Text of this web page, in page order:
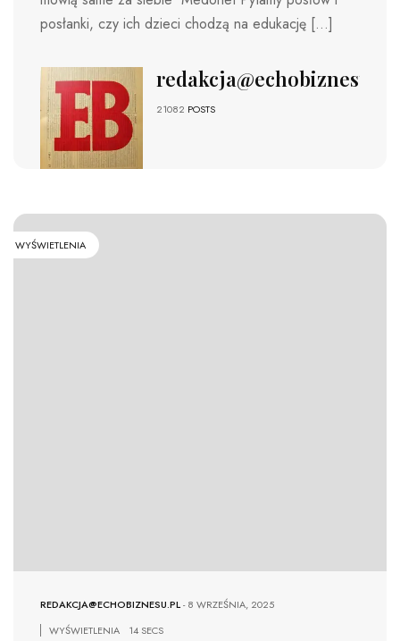
posłanki, czy ich dzieci chodzą na edukację […]
redakcja@echobiznesu.pl
21082 POSTS
WYŚWIETLENIA
REDAKCJA@ECHOBIZNESU.PL-8 WRZEŚNIA, 2025
WYŚWIETLENIA
14 SECS